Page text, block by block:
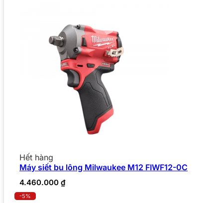
Hết hàng
Máy siết bu lông Milwaukee M12 FIWF12-0C
4.460.000 ₫
-5%